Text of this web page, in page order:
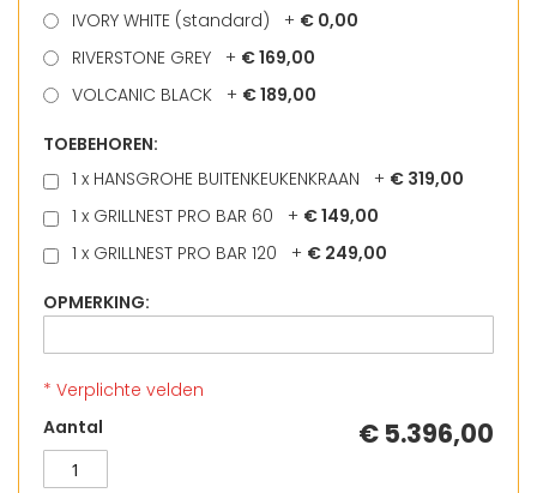
IVORY WHITE (standard)
+ € 0,00
RIVERSTONE GREY
+ € 169,00
VOLCANIC BLACK
+ € 189,00
TOEBEHOREN:
1 x HANSGROHE BUITENKEUKENKRAAN
+ € 319,00
1 x GRILLNEST PRO BAR 60
+ € 149,00
1 x GRILLNEST PRO BAR 120
+ € 249,00
OPMERKING:
* Verplichte velden
GRILLNEST
SET
646
Op
voorraad
Aantal € 5.396,00